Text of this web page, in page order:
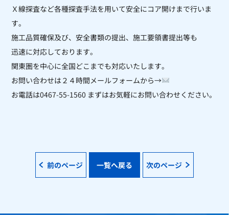
Ｘ線探査など各種探査手法を用いて安全にコア開けまで行いま
す。
施工品質確保及び、安全書類の提出、施工要領書提出等も
迅速に対応しております。
関東圏を中心に全国どこまでも対応いたします。
お問い合わせは２４時間メールフォームから→
お電話は0467-55-1560 まずはお気軽にお問い合わせください。
前のページ 一覧へ戻る 次のページ